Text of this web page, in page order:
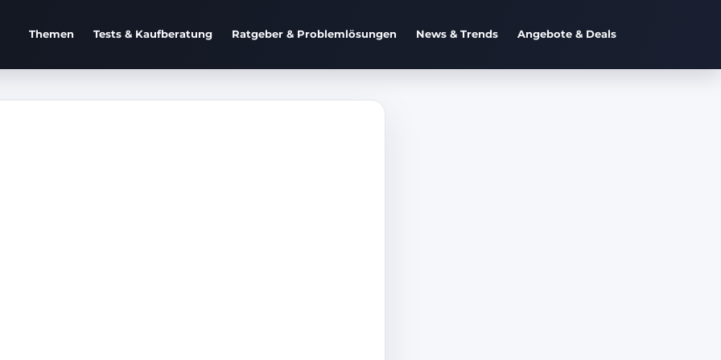
Themen Tests & Kaufberatung Ratgeber & Problemlösungen News & Trends Angebote & Deals